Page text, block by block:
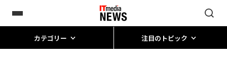
カテゴリー 注目のトピック